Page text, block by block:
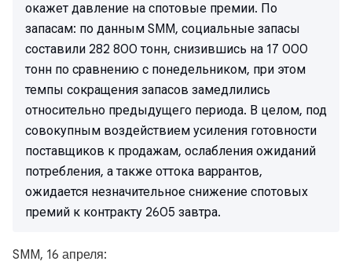
окажет давление на спотовые премии. По
запасам: по данным SMM, социальные запасы
составили 282 800 тонн, снизившись на 17 000
тонн по сравнению с понедельником, при этом
темпы сокращения запасов замедлились
относительно предыдущего периода. В целом, под
совокупным воздействием усиления готовности
поставщиков к продажам, ослабления ожиданий
потребления, а также оттока варрантов,
ожидается незначительное снижение спотовых
премий к контракту 2605 завтра.
SMM, 16 апреля: